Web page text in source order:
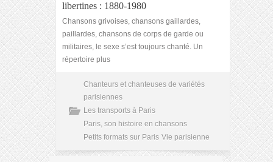
libertines : 1880-1980
Chansons grivoises, chansons gaillardes,
paillardes, chansons de corps de garde ou
militaires, le sexe s’est toujours chanté. Un
répertoire plus
Chanteurs et chanteuses de variétés
parisiennes
Les transports à Paris
Paris, son histoire en chansons
Petits formats sur Paris Vie parisienne